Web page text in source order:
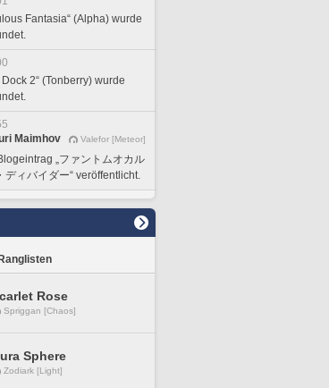
Fantasia“ (Alpha) wurde
Dock 2“ (Tonberry) wurde
Maimhov
Valefor [Meteor]
„ファントムオカル
ディバイダー“ veröffentlicht.
Rose
Spriggan [Chaos]
Sphere
Zodiark [Light]